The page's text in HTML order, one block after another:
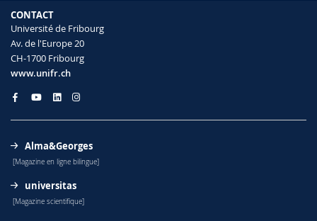
CONTACT
Université de Fribourg
Av. de l'Europe 20
CH-1700 Fribourg
www.unifr.ch
Alma&Georges
[Magazine en ligne bilingue]
universitas
[Magazine scientifique]